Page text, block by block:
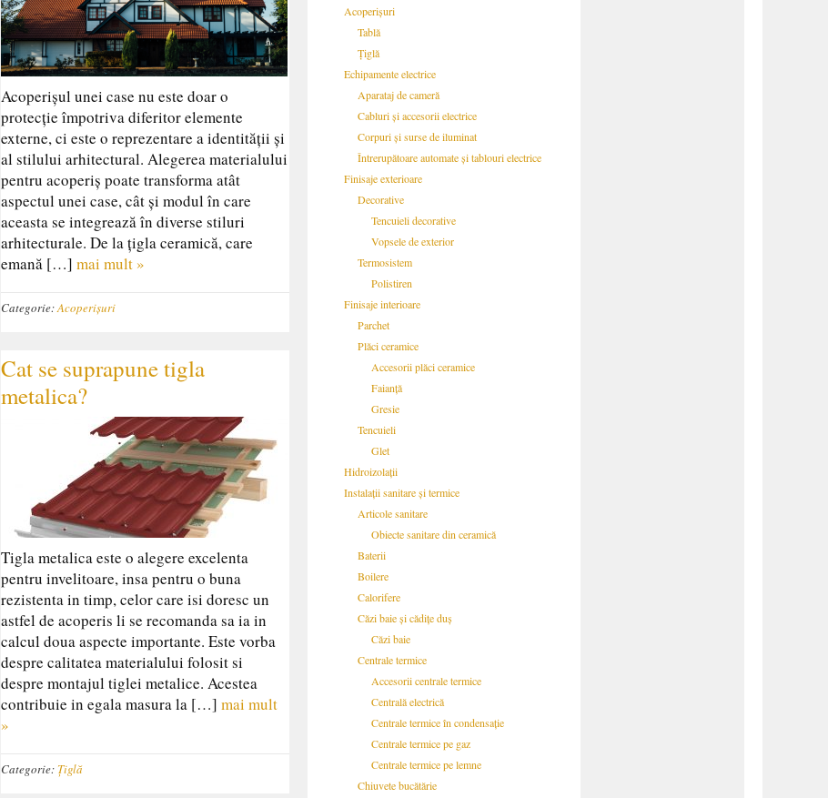
Acoperișul unei case nu este doar o
protecție împotriva diferitor elemente
externe, ci este o reprezentare a identității și
al stilului arhitectural. Alegerea materialului
pentru acoperiș poate transforma atât
aspectul unei case, cât și modul în care
aceasta se integrează în diverse stiluri
arhitecturale. De la țigla ceramică, care
emană […]mai mult »
Categorie:Acoperișuri
Cat se suprapune tigla
metalica?
Tigla metalica este o alegere excelenta
pentru invelitoare, insa pentru o buna
rezistenta in timp, celor care isi doresc un
astfel de acoperis li se recomanda sa ia in
calcul doua aspecte importante. Este vorba
despre calitatea materialului folosit si
despre montajul tiglei metalice. Acestea
contribuie in egala masura la […]mai mult
»
Categorie: Țiglă
Acoperișuri
Tablă
Țiglă
Echipamente electrice
Aparataj de cameră
Cabluri și accesorii electrice
Corpuri și surse de iluminat
Întrerupătoare automate și tablouri electrice
Finisaje exterioare
Decorative
Tencuieli decorative
Vopsele de exterior
Termosistem
Polistiren
Finisaje interioare
Parchet
Plăci ceramice
Accesorii plăci ceramice
Faianță
Gresie
Tencuieli
Glet
Hidroizolații
Instalații sanitare și termice
Articole sanitare
Obiecte sanitare din ceramică
Baterii
Boilere
Calorifere
Căzi baie și cădițe duș
Căzi baie
Centrale termice
Accesorii centrale termice
Centrală electrică
Centrale termice în condensație
Centrale termice pe gaz
Centrale termice pe lemne
Chiuvete bucătărie